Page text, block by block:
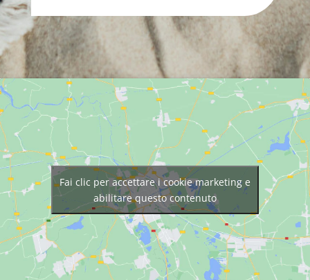
Fai clic per accettare i cookie marketing e
abilitare questo contenuto